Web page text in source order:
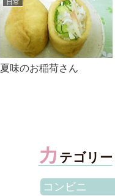
日常
夏味のお稲荷さん
カ テゴリー
コンビニ